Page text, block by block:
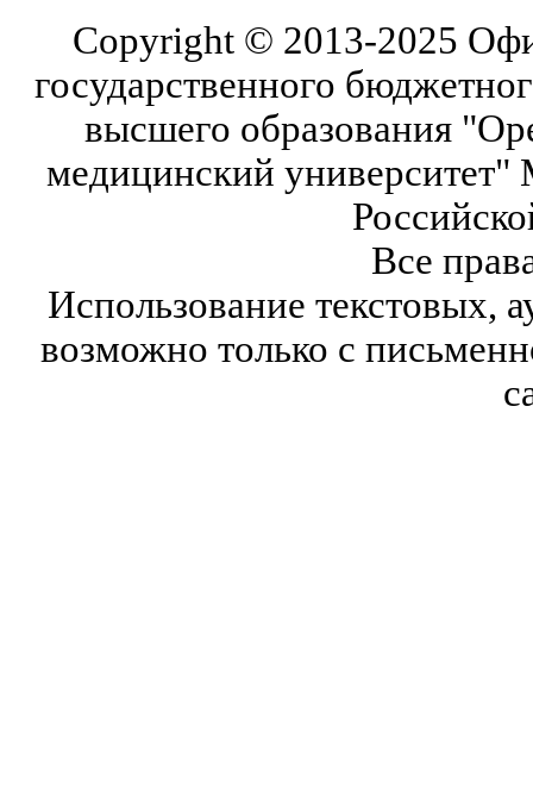
Copyright © 2013-2025
государственного
высшего образования
медицинский университет"
Все
Использование текстовых,
возможно только с